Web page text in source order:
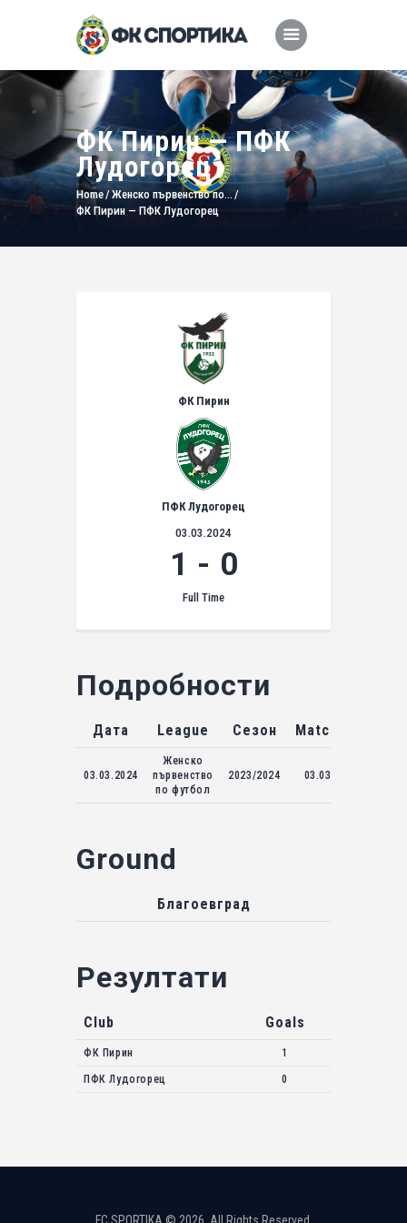
ФК Пирин — ПФК
Лудогорец
Home Женско първенство по...
ФК Пирин — ПФК Лудогорец
ФК Пирин
ПФК Лудогорец
03.03.2024
1 - 0
Full Time
Подробности
Дата League Сезон Match Day
03.03.2024
Женско
първенство
по футбол
2023/2024 03.03.2024
Ground
Благоевград
Резултати
Club Goals
ФК Пирин 1
ПФК Лудогорец 0
FC SPORTIKA © 2026. All Rights Reserved.